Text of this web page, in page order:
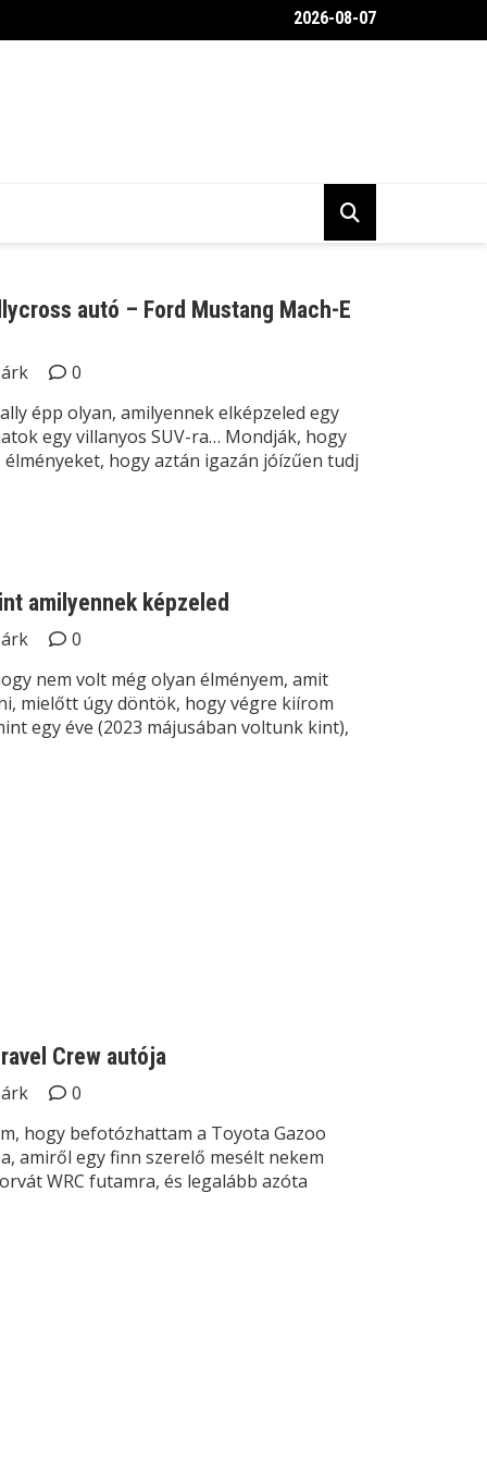
2026-08-07
autó – Ford Mustang Mach-E
0
épp olyan, amilyennek elképzeled egy
egy villanyos SUV-ra… Mondják, hogy
hogy aztán igazán jóízűen tudj
amilyennek képzeled
0
nem volt még olyan élményem, amit
mielőtt úgy döntök, hogy végre kiírom
egy éve (2023 májusában voltunk kint),
Crew autója
0
hogy befotózhattam a Toyota Gazoo
amiről egy finn szerelő mesélt nekem
WRC futamra, és legalább azóta